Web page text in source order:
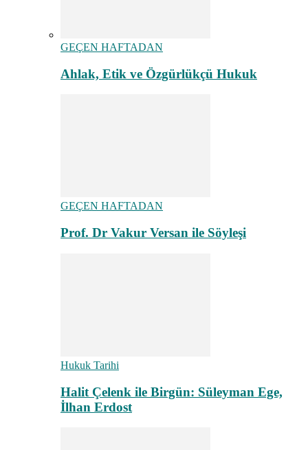
GEÇEN HAFTADAN
Ahlak, Etik ve Özgürlükçü Hukuk
GEÇEN HAFTADAN
Prof. Dr Vakur Versan ile Söyleşi
Hukuk Tarihi
Halit Çelenk ile Birgün: Süleyman Ege,
İlhan Erdost